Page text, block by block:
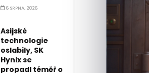
6 SRPNA, 2026
Asijské
technologie
oslabily, SK
Hynix se
propadl téměř o